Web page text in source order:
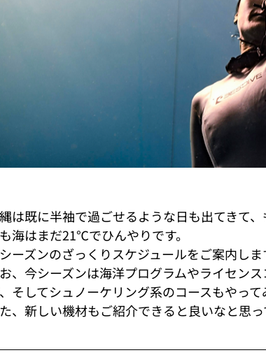
は既に半袖で過ごせるような日も出てきて
海はまだ21℃でひんやりです。
ーズンのざっくりスケジュールをご案内しま
、今シーズンは海洋プログラムやライセン
そしてシュノーケリング系のコースもやって
、新しい機材もご紹介できると良いなと思っ